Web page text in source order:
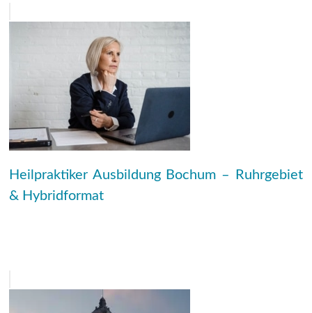
Heilpraktiker Ausbildung Bochum – Ruhrgebiet
& Hybridformat